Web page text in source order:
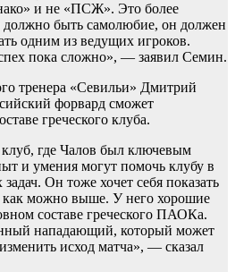
и не «ПСЖ». Это более
быть самолюбие, он должен
одним из ведущих игроков.
пока сложно», — заявил Семин.
тренера «Севильи» Дмитрий
форвард сможет
греческого клуба.
где Чалов был ключевым
и умения могут помочь клубу в
Он тоже хочет себя показать
как можно выше. У него хорошие
составе греческого ПАОКа.
нападающий, который может
исход матча», — сказал